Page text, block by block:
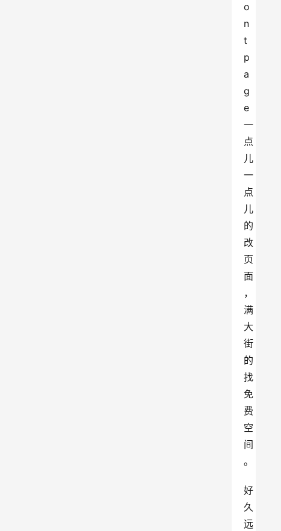
o
n
t
p
a
g
e
一
点
儿
一
点
儿
的
改
页
面
，
满
大
街
的
找
免
费
空
间
。
好
久
远